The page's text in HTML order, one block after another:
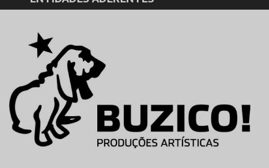
EVENTOS
CARTÕES
PRODUTOS